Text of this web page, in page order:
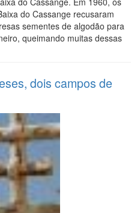
do Cassange recusaram
sementes de algodão para
queimando muitas dessas
dois campos de